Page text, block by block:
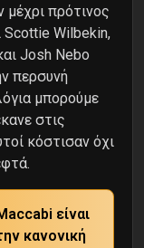
μέχρι πρότινος
Scottie Wilbekin,
Josh Nebo
περσυνή
μπορούμε
στις
κόστισαν όχι
είναι
κανονική